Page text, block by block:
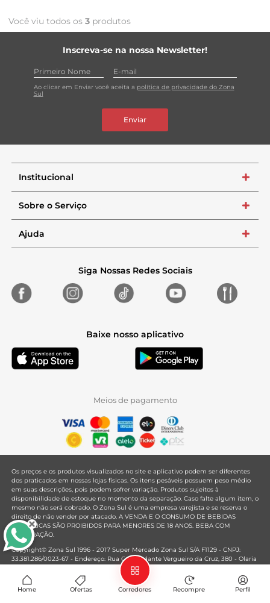
Home Ofertas Corredores Recompre Perfil
Você viu todos os 3 produtos
Inscreva-se na nossa Newsletter!
Ao clicar em Enviar você aceita a política de privacidade do Zona
Sul
Enviar
Institucional +
Sobre o Serviço +
Ajuda +
Siga Nossas Redes Sociais
Baixe nosso aplicativo
Meios de pagamento
Os preços e os produtos visualizados no site e aplicativo podem ser diferentes
dos praticados em nossas lojas físicas. Os itens pesáveis possuem peso médio
em suas descrições, pois podem sofrer variação. Produtos sujeitos à
disponibilidade de estoque no momento da separação. Caso falte algum item, o
mesmo não será cobrado. O Zona Sul é uma empresa varejista e se reserva o
direito de não vender por atacado. A VENDA E O CONSUMO DE BEBIDAS
ALCOÓLICAS SÃO PROIBIDOS PARA MENORES DE 18 ANOS. BEBA COM
MODERAÇÃO.
Copyright© Zona Sul 1996 - 2017 Super Mercado Zona Sul S/A F1129 - CNPJ:
33.381.286/0023-67 - Endereço: Rua Comandante Vergueiro da Cruz, 380 - Olaria
- Rio de Janeiro - RJ - CEP: 21021-020
Mantido por